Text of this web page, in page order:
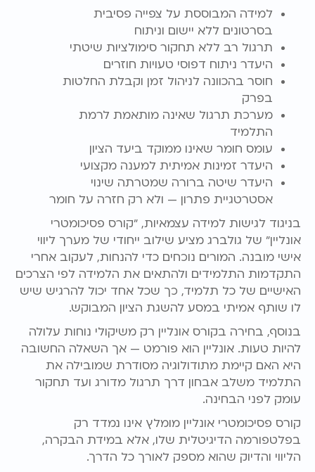
למידה המבוססת על צפייה פסיבית
בסרטונים ללא יישום וניתוח
תרגול רב ללא תחקור סימולציות שיטתי
היעדר ניתוח דפוסי טעויות חוזרים
חוסר בהכוונה לניהול זמן וקבלת החלטות
בפרק
מערכת תרגול שאינה מותאמת לרמת
התלמיד
עומס חומר שאינו ממוקד ביעד הציון
היעדר זמינות אמיתית למענה מקצועי
היעדר שיטה ברורה שמטרתה שינוי
אסטרטגיית פתרון — ולא רק חזרה על חומר
בניגוד לגישות למידה עצמאיות, "קורס פסיכומטרי
אונליין" של גולברג מציע שילוב ייחודי של מערך ליווי
אישי מובנה. המורים נוכחים כדי להנחות, לעקוב אחרי
התקדמות התלמידים ולהתאים את הלמידה לפי הצרכים
האישיים של כל תלמיד, כך שכל אחד יכול להרגיש שיש
לו שותף אמיתי במסע להשגת הציון המבוקש.
בנוסף, בחירה בקורס אונליין רק משיקולי נוחות עלולה
להיות טעות. אונליין הוא פורמט — אך השאלה החשובה
היא האם קיימת מתודולוגיה מסודרת שמובילה את
התלמיד משלב אבחון דרך תרגול מדורג ועד תחקור
עומק לפני הבחינה.
קורס פסיכומטרי אונליין מומלץ אינו נמדד רק
בפלטפורמה הדיגיטלית שלו, אלא במידת הבקרה,
הליווי והדיוק שהוא מספק לאורך כל הדרך.